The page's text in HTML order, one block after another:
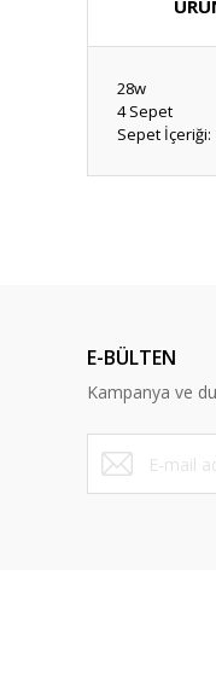
28w
4 Sepet
Sepet
Ürün
Ürün
Bu ürüne
E-BÜLTEN
Kampanya ve